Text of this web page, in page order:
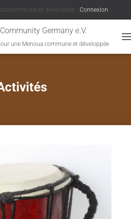
commune et développée Connexion
Germany e.V.
une Menoua commune et développée